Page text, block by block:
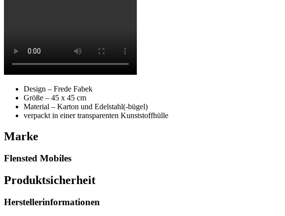
Design – Frede Fabek
Größe – 45 x 45 cm
Material – Karton und Edelstahl(-bügel)
verpackt in einer transparenten Kunststoffhülle
Marke
Flensted Mobiles
Produktsicherheit
Herstellerinformationen